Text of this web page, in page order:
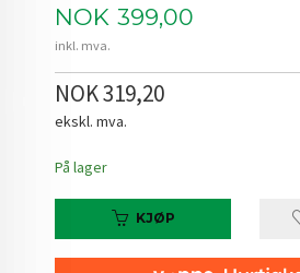
Pris
NOK 399,00
inkl. mva.
NOK 319,20
ekskl. mva.
På lager
KJØP